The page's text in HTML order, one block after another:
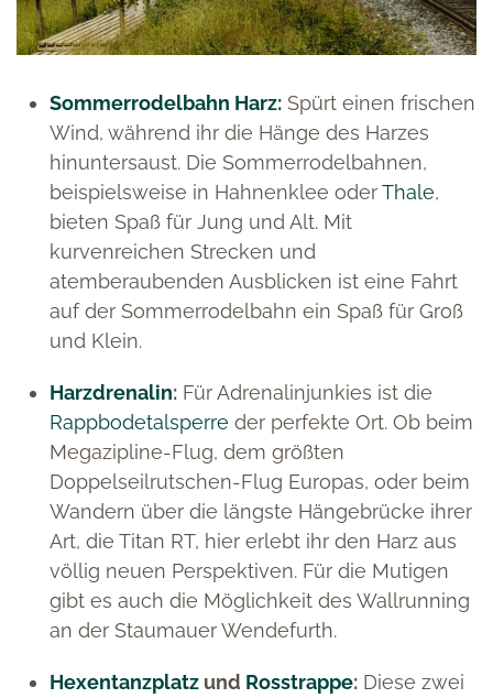
Sommerrodelbahn Harz: Spürt einen frischen
Wind, während ihr die Hänge des Harzes
hinuntersaust. Die Sommerrodelbahnen,
beispielsweise in Hahnenklee oderThale,
bieten Spaß für Jung und Alt. Mit
kurvenreichen Strecken und
atemberaubenden Ausblicken ist eine Fahrt
auf der Sommerrodelbahn ein Spaß für Groß
und Klein.
Harzdrenalin: Für Adrenalinjunkies ist die
Rappbodetalsperre der perfekte Ort. Ob beim
Megazipline-Flug, dem größten
Doppelseilrutschen-Flug Europas, oder beim
Wandern über die längste Hängebrücke ihrer
Art, die Titan RT, hier erlebt ihr den Harz aus
völlig neuen Perspektiven. Für die Mutigen
gibt es auch die Möglichkeit des Wallrunning
an der Staumauer Wendefurth.
Hexentanzplatz und Rosstrappe: Diese zwei